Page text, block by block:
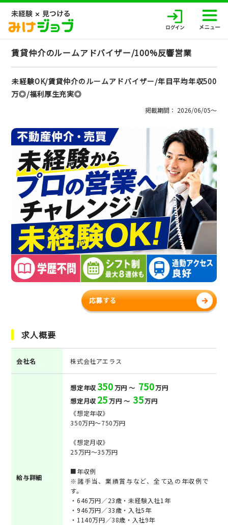
賃貸仲介のルームアドバイザー/100%反響営業
未経験OK/賃貸仲介のルームアドバイザー/年目平均年収500
万◎/福利厚生充実◎
掲載期間： 2026/06/05〜
応募する
求人概要
会社名 株式会社アエラス
給与詳細
想定年収350万円 ～ 750万円
想定月収 25万円 ～ 35万円
《想定年収》
350万円～750万円
《想定月収》
25万円～35万円
■年収例
※諸手当、業績賞与など、全て込の年収例で
す。
・646万円／23歳・未経験入社1年
・946万円／33歳・入社5年
・1140万円／38歳・入社9年